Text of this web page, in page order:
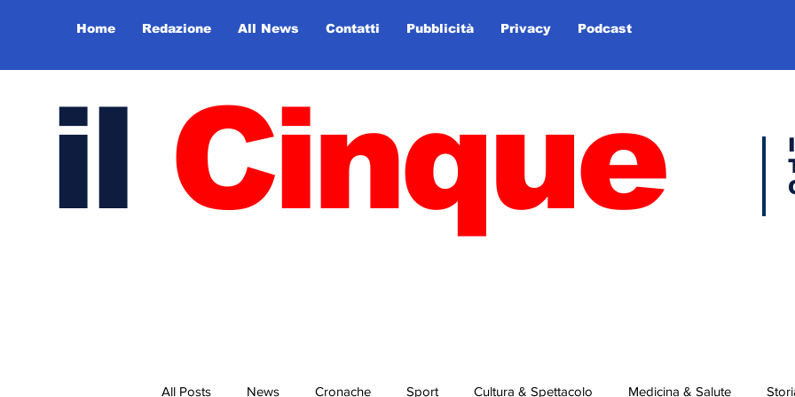
Home Redazione All News Contatti Pubblicità Privacy Podcast
il Cinque
All Posts News Cronache Sport Cultura & Spettacolo Medicina & Salute